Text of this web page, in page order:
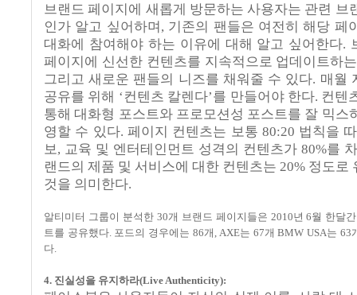
브랜드 페이지에 새롭게 방문하는 사용자는 관련 브
인가 알고 싶어하며 , 기존의 팬들은 여전히 해당 페
대화에 참여해야 하는 이유에 대해 알고 싶어한다.
페이지에 신선한 컨텐츠를 지속적으로 업데이트하
그리고 새로운 팬들의 니즈를 채워줄 수 있다. 매월
공유를 위해 ‘ 컨텐츠 칼렌다’를 만들어야 한다. 컨텐
통해 대화형 포스트와 프로모션성 포스트를 잘 믹스
영할 수 있다. 페이지 컨텐츠는 보통 80:20 법칙을
보 , 교육 및 엔터테인먼트 성격의 컨텐츠가 80%를
랜드의 제품 및 서비스에 대한 컨텐츠는 20% 정도로
것을 의미한다.
알티미터 그룹이 분석한30개 브랜드 페이지들은 2010년 6월 한달
트를 공유했다. 포드의 경우에는 86개 , AXE는 67개 BMW USA는 63
다
4. 진실성을 유지하라(Live Authenticity):